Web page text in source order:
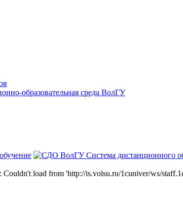
образовательная среда ВолГУ
Система дистанционного
load from 'http://is.volsu.ru/1cuniver/ws/